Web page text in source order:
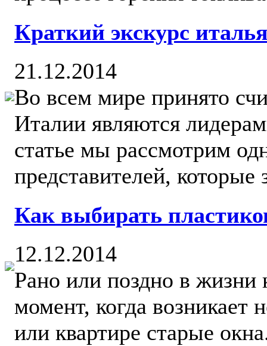
Краткий экскурс
21.12.2014
Во всем мире принято
Италии являются
статье мы рассмотрим
представителей, которые
Как выбирать
12.12.2014
Рано или поздно в жизни
момент, когда возникает
или квартире старые